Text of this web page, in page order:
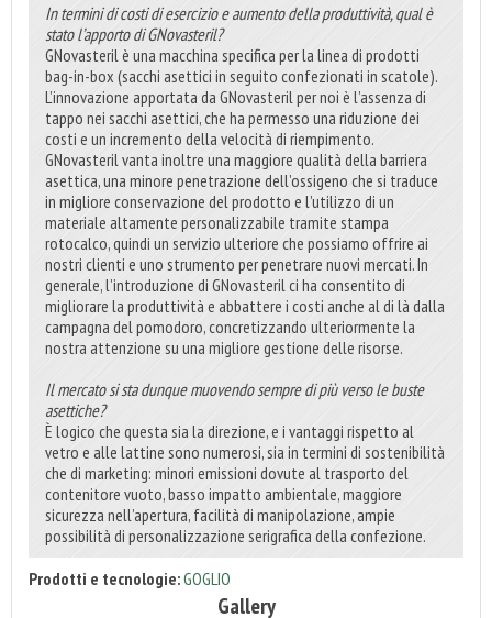
In termini di costi di esercizio e aumento della produttività, qual è
stato l’apporto di GNovasteril?
GNovasteril è una macchina specifica per la linea di prodotti
bag-in-box (sacchi asettici in seguito confezionati in scatole).
L’innovazione apportata da GNovasteril per noi è l’assenza di
tappo nei sacchi asettici, che ha permesso una riduzione dei
costi e un incremento della velocità di riempimento.
GNovasteril vanta inoltre una maggiore qualità della barriera
asettica, una minore penetrazione dell’ossigeno che si traduce
in migliore conservazione del prodotto e l’utilizzo di un
materiale altamente personalizzabile tramite stampa
rotocalco, quindi un servizio ulteriore che possiamo offrire ai
nostri clienti e uno strumento per penetrare nuovi mercati. In
generale, l’introduzione di GNovasteril ci ha consentito di
migliorare la produttività e abbattere i costi anche al di là dalla
campagna del pomodoro, concretizzando ulteriormente la
nostra attenzione su una migliore gestione delle risorse.
Il mercato si sta dunque muovendo sempre di più verso le buste
asettiche?
È logico che questa sia la direzione, e i vantaggi rispetto al
vetro e alle lattine sono numerosi, sia in termini di sostenibilità
che di marketing: minori emissioni dovute al trasporto del
contenitore vuoto, basso impatto ambientale, maggiore
sicurezza nell’apertura, facilità di manipolazione, ampie
possibilità di personalizzazione serigrafica della confezione.
Prodotti e tecnologie:GOGLIO
Gallery